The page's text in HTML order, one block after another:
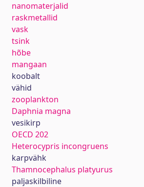
nanomaterjalid
raskmetallid
vask
tsink
hõbe
mangaan
koobalt
vähid
zooplankton
Daphnia magna
vesikirp
OECD 202
Heterocypris incongruens
karpvähk
Thamnocephalus platyurus
paljaskilbiline